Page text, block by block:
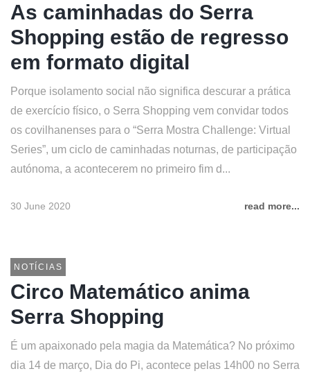
As caminhadas do Serra
Shopping estão de regresso
em formato digital
Porque isolamento social não significa descurar a prática
de exercício físico, o Serra Shopping vem convidar todos
os covilhanenses para o “Serra Mostra Challenge: Virtual
Series”, um ciclo de caminhadas noturnas, de participação
autónoma, a acontecerem no primeiro fim d...
30 June 2020 read more...
NOTÍCIAS
Circo Matemático anima
Serra Shopping
É um apaixonado pela magia da Matemática? No próximo
dia 14 de março, Dia do Pi, acontece pelas 14h00 no Serra